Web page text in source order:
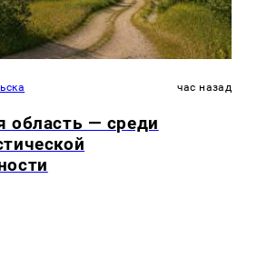
час назад
область — среди